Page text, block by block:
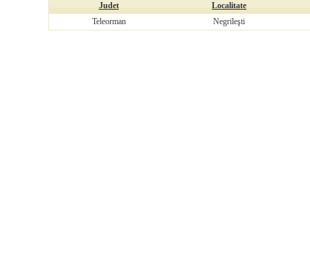
Judet
Localitate
Teleorman
Negrileşti